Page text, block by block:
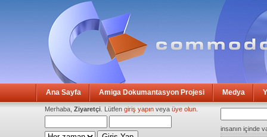
Ana Sayfa Amiga Dokumantasyon Projesi Medya
Merhaba, Ziyaretçi . Lütfen giriş yapın veya üye olun
insanın içinde